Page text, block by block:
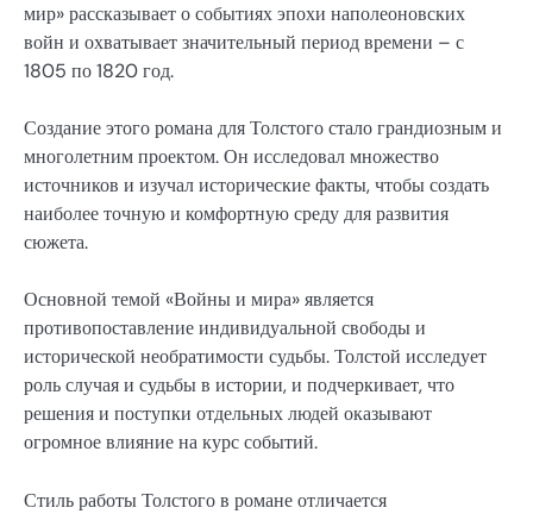
мир» рассказывает о событиях эпохи наполеоновских
войн и охватывает значительный период времени – с
1805 по 1820 год.
Создание этого романа для Толстого стало грандиозным и
многолетним проектом. Он исследовал множество
источников и изучал исторические факты, чтобы создать
наиболее точную и комфортную среду для развития
сюжета.
Основной темой «Войны и мира» является
противопоставление индивидуальной свободы и
исторической необратимости судьбы. Толстой исследует
роль случая и судьбы в истории, и подчеркивает, что
решения и поступки отдельных людей оказывают
огромное влияние на курс событий.
Стиль работы Толстого в романе отличается